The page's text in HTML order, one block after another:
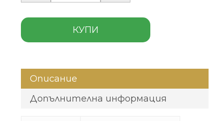
КУПИ
Описание
Допълнителна информация